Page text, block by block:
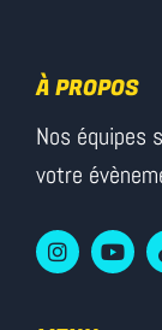
À PROPOS
Nos équipes
votre